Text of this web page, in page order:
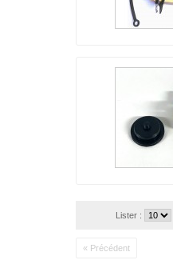
Lister :
« Précédent